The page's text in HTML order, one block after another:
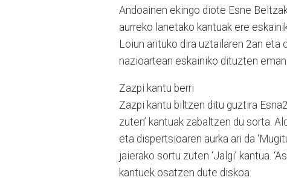
Andoainen ekingo diote Esne
aurreko lanetako kantuak ere
Loiun arituko dira uztailaren 2an eta
nazioartean eskainiko dituzten
Zazpi kantu berri
Zazpi kantu biltzen ditu guztira
zuten’ kantuak zabaltzen du sorta.
eta dispertsioaren aurka ari da
jaierako sortu zuten ‘Jalgi’ kantua.
kantuek osatzen dute diskoa.